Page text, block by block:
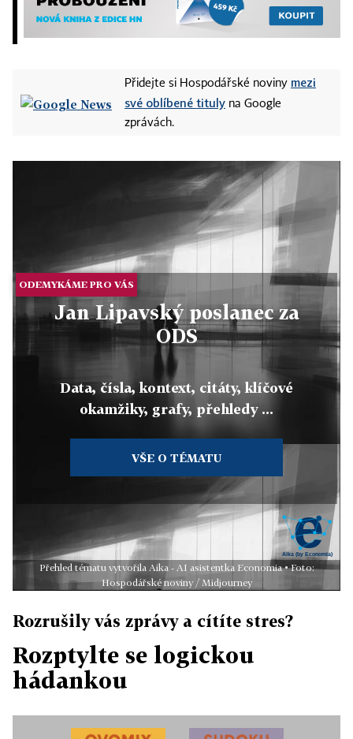
Přidejte si Hospodářské noviny mezi
své oblíbené tituly na Google
zprávách.
ODEMYKÁME PRO VÁS
Jan Lipavský poslanec za
ODS
Data, čísla, kontext, citáty, klíčové
okamžiky, grafy, přehledy ...
VŠE O TÉMATU
Přehled tématu vytvořila Aika - AI asistentka Economia • Foto:
Hospodářské noviny / Midjourney
Rozrušily vás zprávy a cítíte stres?
Rozptylte se logickou
hádankou